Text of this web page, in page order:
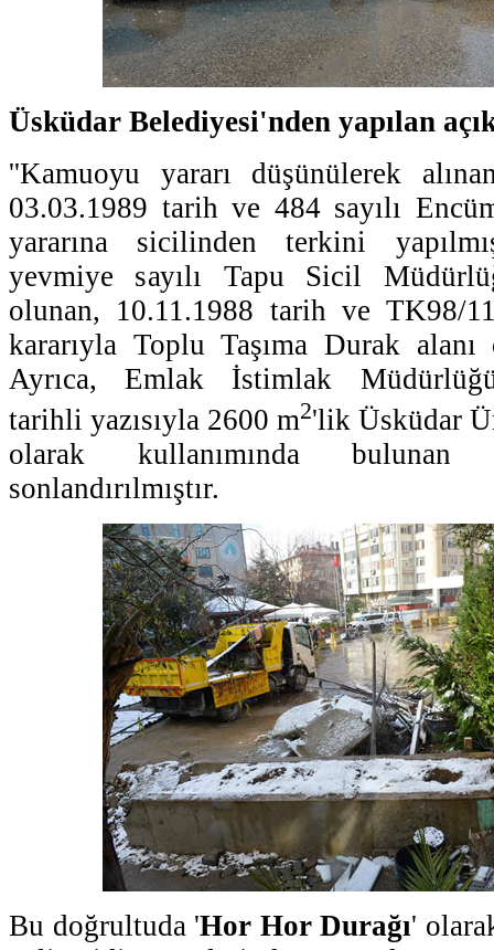
Üsküdar Belediyesi'nden yapılan
''Kamuoyu yararı düşünülerek
03.03.1989 tarih ve 484 sayılı
yararına sicilinden terkini
yevmiye sayılı Tapu Sicil
olunan, 10.11.1988 tarih ve TK98/
kararıyla Toplu Taşıma Durak
Ayrıca, Emlak İstimlak
tarihli yazısıyla 2600 m2'lik Üsküdar
olarak kullanımında bulunan
sonlandırılmıştır.
Bu doğrultuda 'Hor Hor Durağı'